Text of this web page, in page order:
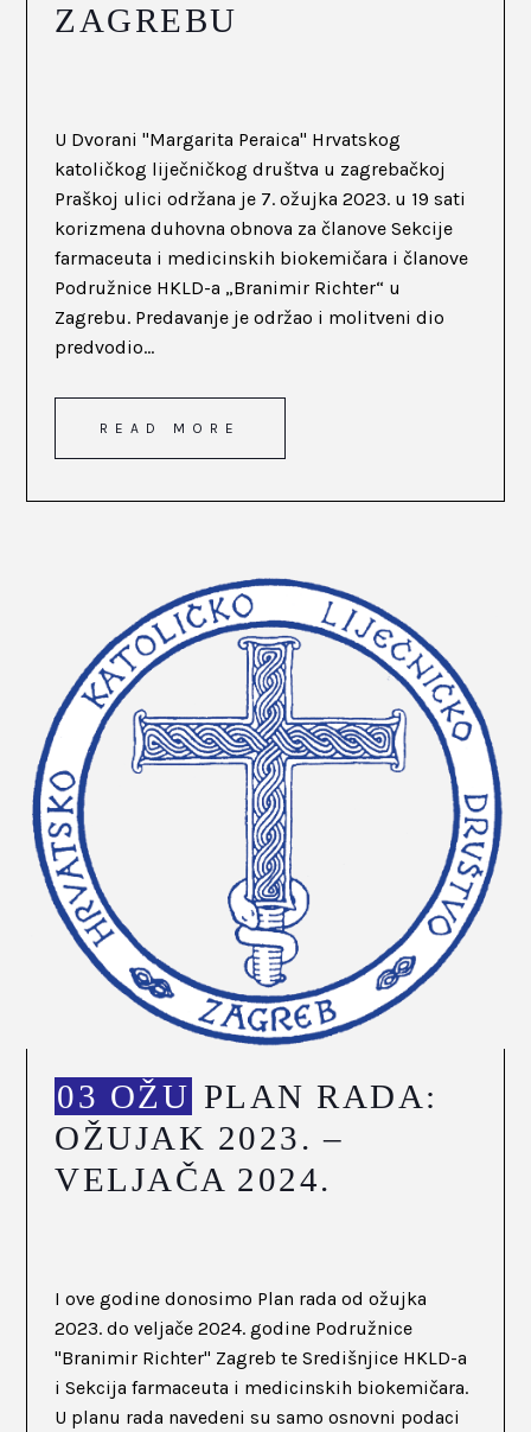
ZAGREBU
U Dvorani "Margarita Peraica" Hrvatskog
katoličkog liječničkog društva u zagrebačkoj
Praškoj ulici održana je 7. ožujka 2023. u 19 sati
korizmena duhovna obnova za članove Sekcije
farmaceuta i medicinskih biokemičara i članove
Podružnice HKLD-a „Branimir Richter“ u
Zagrebu. Predavanje je održao i molitveni dio
predvodio...
READ MORE
03 OŽU PLAN RADA:
OŽUJAK 2023. –
VELJAČA 2024.
I ove godine donosimo Plan rada od ožujka
2023. do veljače 2024. godine Podružnice
"Branimir Richter" Zagreb te Središnjice HKLD-a
i Sekcija farmaceuta i medicinskih biokemičara.
U planu rada navedeni su samo osnovni podaci